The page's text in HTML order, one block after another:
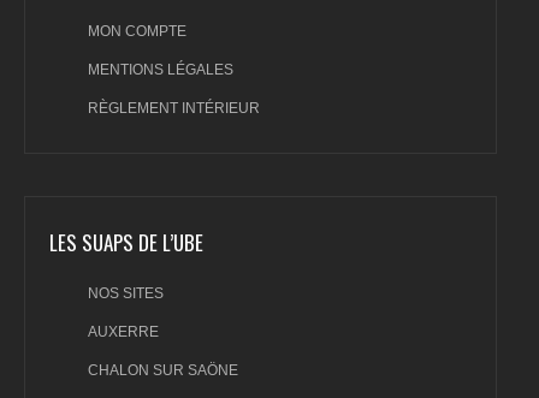
MON COMPTE
MENTIONS LÉGALES
RÈGLEMENT INTÉRIEUR
LES SUAPS DE L’UBE
NOS SITES
AUXERRE
CHALON SUR SAÖNE